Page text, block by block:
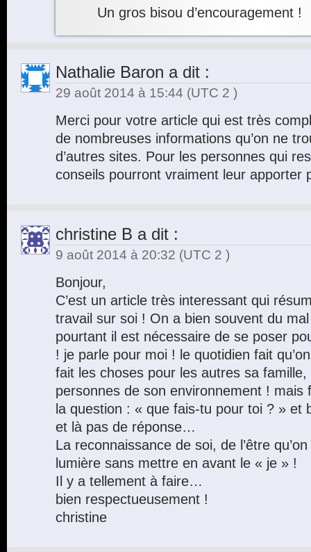
Un gros bisou d’encouragement !
Nathalie Baron a dit :
29 août 2014 à 15:44 (UTC 2 )
Merci pour votre article qui est très
de nombreuses informations qu’on ne
d’autres sites. Pour les personnes qui
conseils pourront vraiment leur apporter
christine B a dit :
9 août 2014 à 20:32 (UTC 2 )
Bonjour,
C’est un article très interessant qui
travail sur soi ! On a bien souvent du
pourtant il est nécessaire de se poser
! je parle pour moi ! le quotidien fait
fait les choses pour les autres sa
personnes de son environnement ! mais
la question : « que fais-tu pour toi ? » et
et là pas de réponse…
La reconnaissance de soi, de l’être
lumière sans mettre en avant le « je » !
Il y a tellement à faire…
bien respectueusement !
christine